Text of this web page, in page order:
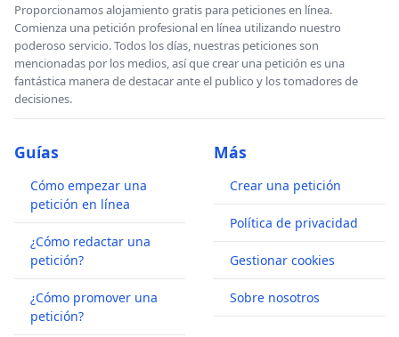
Proporcionamos alojamiento gratis para peticiones en línea.
Comienza una petición profesional en línea utilizando nuestro
poderoso servicio. Todos los días, nuestras peticiones son
mencionadas por los medios, así que crear una petición es una
fantástica manera de destacar ante el publico y los tomadores de
decisiones.
Guías
Cómo empezar una
petición en línea
¿Cómo redactar una
petición?
¿Cómo promover una
petición?
Más
Crear una petición
Política de privacidad
Gestionar cookies
Sobre nosotros